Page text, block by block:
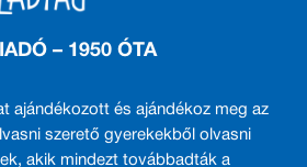
– 1950 ÓTA
ajándékozott és ajándékoz meg az
szerető gyerekekből olvasni
akik mindezt továbbadták a